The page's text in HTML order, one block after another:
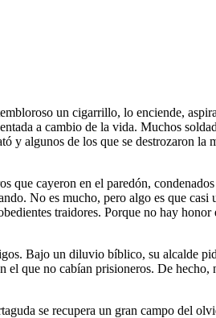
un cigarrillo, lo enciende,
a cambio de la vida. Muchos
y algunos de los que se destrozaron la
cayeron en el paredón,
No es mucho, pero algo es que
traidores. Porque no hay
Bajo un diluvio bíblico, su alcalde
que no cabían prisioneros. De
se recupera un gran campo del